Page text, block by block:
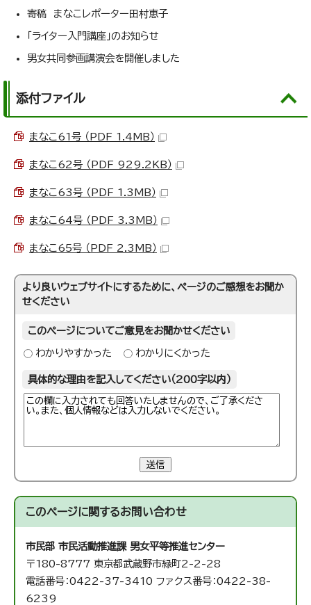
寄稿 まなこレポーター田村恵子
「ライター入門講座」のお知らせ
男女共同参画講演会を開催しました
添付ファイル
まなこ61号 （PDF 1.4MB）
まなこ62号 （PDF 929.2KB）
まなこ63号 （PDF 1.3MB）
まなこ64号 （PDF 3.3MB）
まなこ65号 （PDF 2.3MB）
より良いウェブサイトにするために、ページのご感想をお聞か
せください
このページについてご意見をお聞かせください
わかりやすかった わかりにくかった
具体的な理由を記入してください（200字以内）
送信
このページに関するお問い合わせ
市民部 市民活動推進課男女平等推進センター
〒180-8777 東京都武蔵野市緑町2-2-28
電話番号：0422-37-3410 ファクス番号：0422-38-
6239